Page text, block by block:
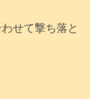
せて撃ち落と